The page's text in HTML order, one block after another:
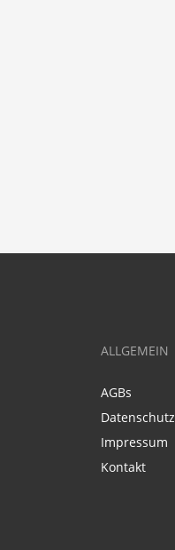
ALLGEMEIN
AGBs
Impressum
Kontakt